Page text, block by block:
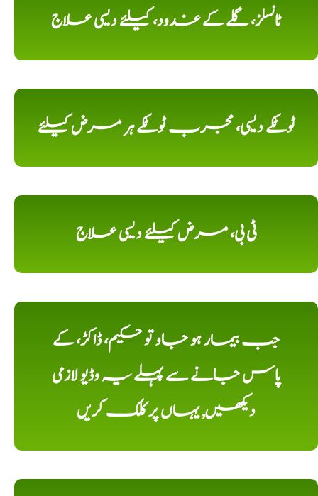
ٹانسلز، گلے کے غدود، کیلئے دیسی علاج
ٹوٹکے دیسی، مجرب ٹوٹکے ہر مرض کیلئے
ٹی بی، مرض کیلئے دیسی علاج
جب بیمار ہو جاو تو حکیم، ڈاکڑ، کے
پاس جانے سے پہلے یہ وڈیو لازمی
دیکھیں, یہاں پر کلک کریں